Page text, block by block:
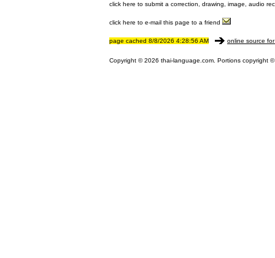
click here to submit a correction, drawing, image, audio
click here to e-mail this page to a friend
page cached 8/8/2026 4:28:56 AM online source
Copyright © 2026 thai-language.com. Portions copyright